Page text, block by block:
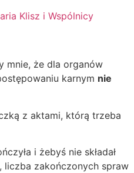
Klisz i Wspólnicy
mnie, że dla organów
karnym nie
z aktami, którą trzeba
i żebyś nie składał
, liczba zakończonych spraw